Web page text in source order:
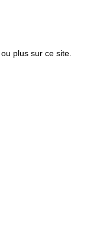
plus sur ce site.